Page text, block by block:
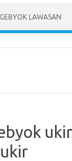
GEBYOK LAWASAN